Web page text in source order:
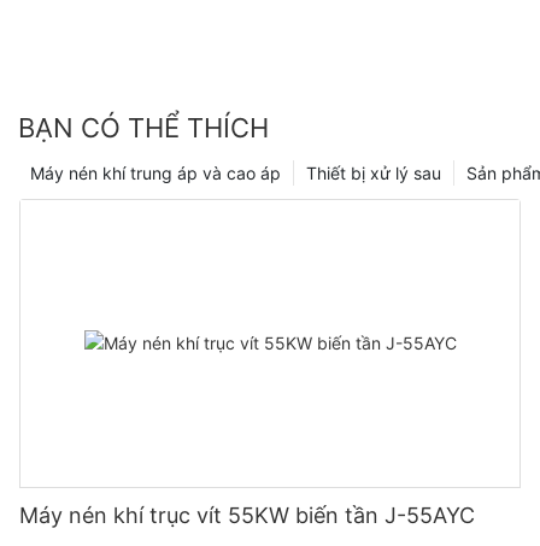
BẠN CÓ THỂ THÍCH
Sản
Thiết bị xử lý sau
Máy nén khí trung áp và cao áp
Máy nén khí trục vít 55KW biến tần J-55AYC